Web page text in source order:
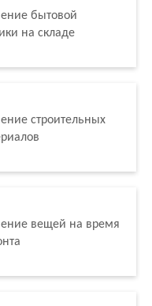
бытовой
на складе
строительных
вещей на время